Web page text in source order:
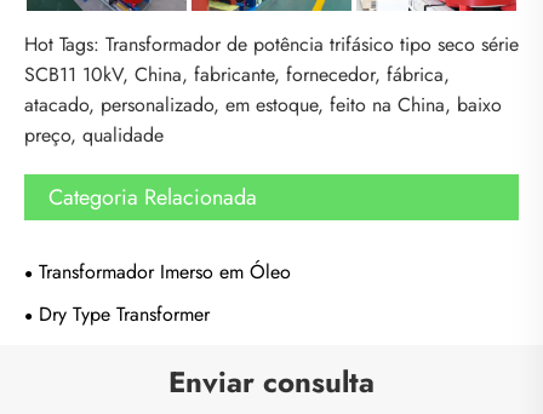
Hot Tags: Transformador de potência trifásico tipo seco série
SCB11 10kV, China, fabricante, fornecedor, fábrica,
atacado, personalizado, em estoque, feito na China, baixo
preço, qualidade
Categoria Relacionada
Transformador Imerso em Óleo
Dry Type Transformer
Enviar consulta